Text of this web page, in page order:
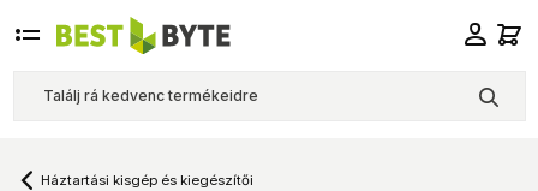
Háztartási kisgép és kiegészítői